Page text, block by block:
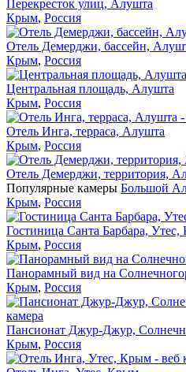
Перекресток улиц, Алушта
Крым, Россия
Отель Демерджи, бассейн,
Крым, Россия
Центральная площадь, Алушта
Крым, Россия
Отель Инга, терраса, Алушта
Крым, Россия
Отель Демерджи, территория,
Популярные камеры Большой
Крым, Россия
Гостиница Санта Барбара,
Крым, Россия
Панорамный вид на
Крым, Россия
Пансионат Джур-Джур,
Крым, Россия